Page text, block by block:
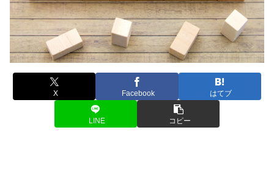
X Facebook はてブ
LINE コピー